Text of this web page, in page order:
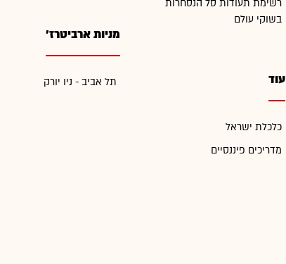
רשימת תעודות סל הנסחרות
בשוקי עולם
עוד
כלכלת ישראל
מדריכים פיננסיים
מניות ארביטרז'
תל אביב - ניו יורק